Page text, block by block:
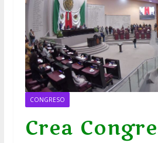
CONGRESO
Crea